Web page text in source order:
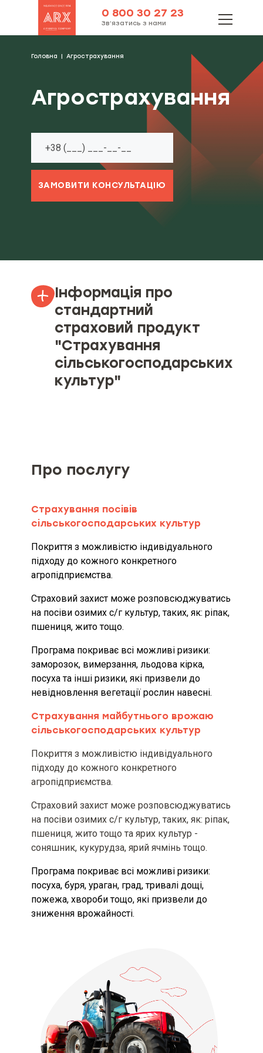
0 800 30 27 23
Зв’язатись з нами
Головна Агрострахування
Агрострахування
ЗАМОВИТИ КОНСУЛЬТАЦІЮ
Інформація про
стандартний
страховий продукт
"Страхування
сільськогосподарських
культур"
відповідальності), якщо
мінімальний та максимальний
розмір страхової суми визначені
Мінімальний та максимальний
розміри страхової премії та/або
Вид, мінімальний та
максимальний розміри франшизи
(за наявності)
Територія та строк дії договору
страхування [включаючи
інформацію про порядок вступу
його в дію та період(и)
Можливі наслідки для споживача
визначених договором
страхування, включаючи
несвоєчасне повідомлення про
настання страхового випадку
несвоєчасну сплату страхової
премії або її наступної частини
Інформація про можливість
окремо, якщо такий продукт
пропонується разом із супутнім
та/або додатковим товаром,
роботою або послугою, що не є
страховою, як складова одного
пакета або договору
пропозиції страховика (за
наявності), включаючи терміни їх
Перелік відомостей, що мають
істотне значення для оцінки
страхового ризику, та/або
інформація про інші обставини,
Про послугу
Страхування посівів
сільськогосподарських культур
Покриття з можливістю індивідуального
підходу до кожного конкретного
агропідприємства.
Страховий захист може розповсюджуватись
на посіви озимих с/г культур, таких, як: ріпак,
пшениця, жито тощо.
Програма покриває всі можливі ризики:
заморозок, вимерзання, льодова кірка,
посуха та інші ризики, які призвели до
невідновлення вегетації рослин навесні.
Страхування майбутнього врожаю
сільськогосподарських культур
Покриття з можливістю індивідуального
підходу до кожного конкретного
агропідприємства.
Страховий захист може розповсюджуватись
на посіви озимих с/г культур, таких, як: ріпак,
пшениця, жито тощо та ярих культур -
соняшник, кукурудза, ярий ячмінь тощо.
Програма покриває всі можливі ризики:
посуха, буря, ураган, град, тривалі дощі,
пожежа, хвороби тощо, які призвели до
зниження врожайності.